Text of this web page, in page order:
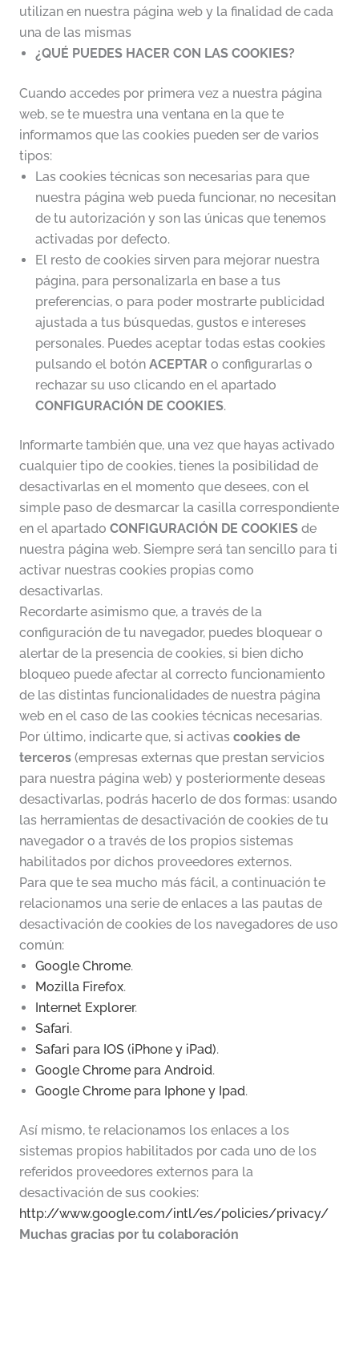
utilizan en nuestra página web y la finalidad de cada
una de las mismas
¿QUÉ PUEDES HACER CON LAS COOKIES?
Cuando accedes por primera vez a nuestra página
web, se te muestra una ventana en la que te
informamos que las cookies pueden ser de varios
tipos:
Las cookies técnicas son necesarias para que
nuestra página web pueda funcionar, no necesitan
de tu autorización y son las únicas que tenemos
activadas por defecto.
El resto de cookies sirven para mejorar nuestra
página, para personalizarla en base a tus
preferencias, o para poder mostrarte publicidad
ajustada a tus búsquedas, gustos e intereses
personales. Puedes aceptar todas estas cookies
pulsando el botón ACEPTAR o configurarlas o
rechazar su uso clicando en el apartado
CONFIGURACIÓN DE COOKIES.
Informarte también que, una vez que hayas activado
cualquier tipo de cookies, tienes la posibilidad de
desactivarlas en el momento que desees, con el
simple paso de desmarcar la casilla correspondiente
en el apartado CONFIGURACIÓN DE COOKIES de
nuestra página web. Siempre será tan sencillo para ti
activar nuestras cookies propias como
desactivarlas.
Recordarte asimismo que, a través de la
configuración de tu navegador, puedes bloquear o
alertar de la presencia de cookies, si bien dicho
bloqueo puede afectar al correcto funcionamiento
de las distintas funcionalidades de nuestra página
web en el caso de las cookies técnicas necesarias.
Por último, indicarte que, si activas cookies de
terceros(empresas externas que prestan servicios
para nuestra página web) y posteriormente deseas
desactivarlas, podrás hacerlo de dos formas: usando
las herramientas de desactivación de cookies de tu
navegador o a través de los propios sistemas
habilitados por dichos proveedores externos.
Para que te sea mucho más fácil, a continuación te
relacionamos una serie de enlaces a las pautas de
desactivación de cookies de los navegadores de uso
común:
Google Chrome.
Mozilla Firefox.
Internet Explorer.
Safari.
Safari para IOS (iPhone y iPad).
Google Chrome para Android.
Google Chrome para Iphone y Ipad.
Así mismo, te relacionamos los enlaces a los
sistemas propios habilitados por cada uno de los
referidos proveedores externos para la
desactivación de sus cookies:
http://www.google.com/intl/es/policies/privacy/
Muchas gracias por tu colaboración